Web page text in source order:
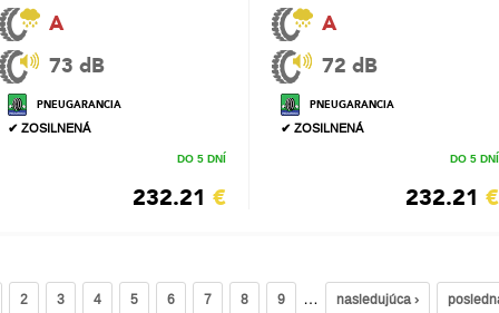
A
73 dB
PNEUGARANCIA
✔ ZOSILNENÁ
DO 5 DNÍ
232.21 €
A
72 dB
PNEUGARANCIA
✔ ZOSILNENÁ
DO 5 DNÍ
232.21 €
2 3 4 5 6 7 8 9 … nasledujúca ›